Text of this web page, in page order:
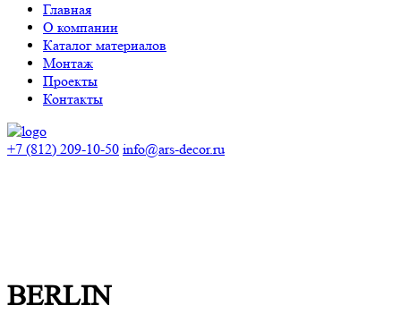
Главная
О компании
Каталог материалов
Монтаж
Проекты
Контакты
+7 (812) 209-10-50 info@ars-decor.ru
BERLIN